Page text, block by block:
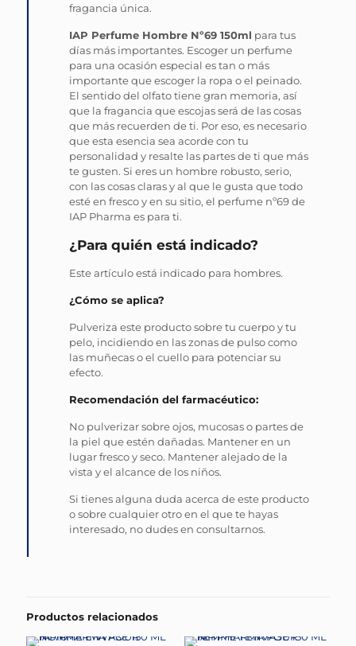
fragancia única.
IAP Perfume Hombre Nº69 150ml para tus
días más importantes. Escoger un perfume
para una ocasión especial es tan o más
importante que escoger la ropa o el peinado.
El sentido del olfato tiene gran memoria, así
que la fragancia que escojas será de las cosas
que más recuerden de ti. Por eso, es necesario
que esta esencia sea acorde con tu
personalidad y resalte las partes de ti que más
te gusten. Si eres un hombre robusto, serio,
con las cosas claras y al que le gusta que todo
esté en fresco y en su sitio, el perfume nº69 de
IAP Pharma es para ti.
¿Para quién está indicado?
Este artículo está indicado para hombres.
¿Cómo se aplica?
Pulveriza este producto sobre tu cuerpo y tu
pelo, incidiendo en las zonas de pulso como
las muñecas o el cuello para potenciar su
efecto.
Recomendación del farmacéutico:
No pulverizar sobre ojos, mucosas o partes de
la piel que estén dañadas. Mantener en un
lugar fresco y seco. Mantener alejado de la
vista y el alcance de los niños.
Si tienes alguna duda acerca de este producto
o sobre cualquier otro en el que te hayas
interesado, no dudes en consultarnos.
Productos relacionados